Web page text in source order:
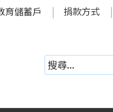
育儲蓄戶 捐款方式